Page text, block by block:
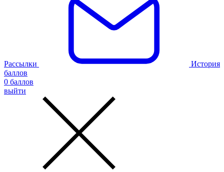
Рассылки
История
баллов
0 баллов
выйти